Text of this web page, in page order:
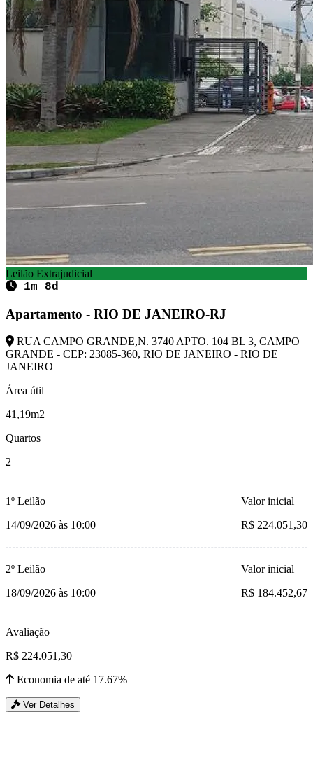
Leilão Extrajudicial
1m 8d
Apartamento - RIO DE JANEIRO-RJ
RUA CAMPO GRANDE,N. 3740 APTO. 104 BL 3, CAMPO
GRANDE - CEP: 23085-360, RIO DE JANEIRO - RIO DE
JANEIRO
Área útil
41,19m2
Quartos
2
1º Leilão
14/09/2026 às 10:00
Valor inicial
R$ 224.051,30
2º Leilão
18/09/2026 às 10:00
Valor inicial
R$ 184.452,67
Avaliação
R$ 224.051,30
Economia de até 17.67%
Ver Detalhes